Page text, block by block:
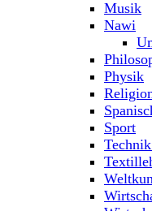
Musik
Nawi
Physik
Sport
Technik